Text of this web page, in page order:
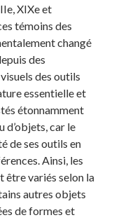
XIXe et
témoins des
changé
des
des outils
essentielle et
étonnamment
car le
de ses outils en
Ainsi, les
être variés selon la
autres objets
de formes et